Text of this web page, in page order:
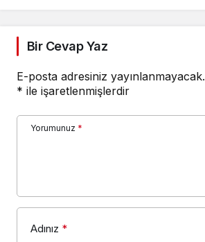
Bir Cevap Yaz
E-posta adresiniz yayınlanmayacak.
* ile işaretlenmişlerdir
Yorumunuz *
Adınız *